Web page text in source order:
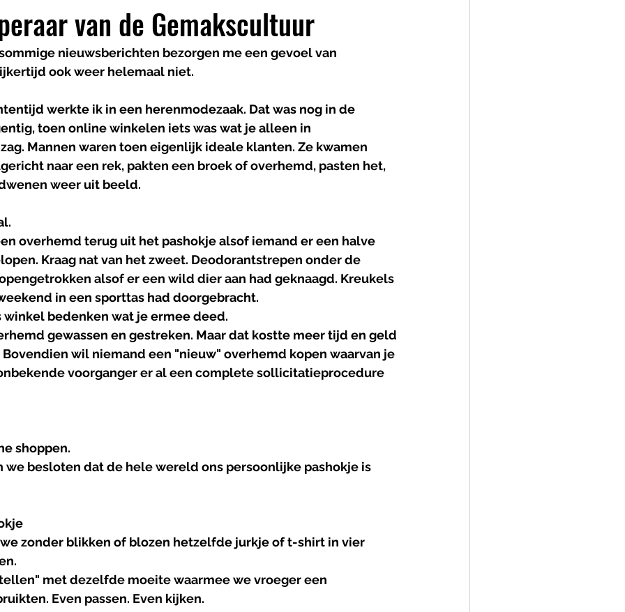
van de Gemakscultuur
nieuwsberichten bezorgen me een gevoel van
ook weer helemaal niet.
werkte ik in een herenmodezaak. Dat was nog in de
toen online winkelen iets was wat je alleen in
Mannen waren toen eigenlijk ideale klanten. Ze kwamen
naar een rek, pakten een broek of overhemd, pasten het,
weer uit beeld.
overhemd terug uit het pashokje alsof iemand er een halve
Kraag nat van het zweet. Deodorantstrepen onder de
alsof er een wild dier aan had geknaagd. Kreukels
in een sporttas had doorgebracht.
winkel bedenken wat je ermee deed.
gewassen en gestreken. Maar dat kostte meer tijd en geld
Bovendien wil niemand een "nieuw" overhemd kopen waarvan je
voorganger er al een complete sollicitatieprocedure
shoppen.
we besloten dat de hele wereld ons persoonlijke pashokje is
zonder blikken of blozen hetzelfde jurkje of t-shirt in vier
met dezelfde moeite waarmee we vroeger een
Even passen. Even kijken.